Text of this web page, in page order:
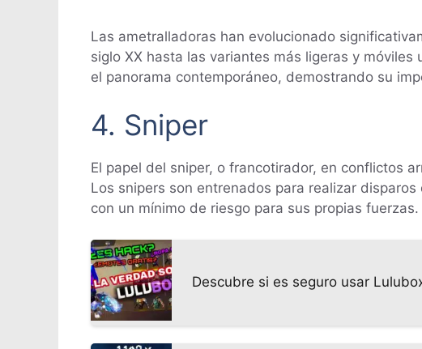
Las ametralladoras han evolucionado
siglo XX hasta las variantes más ligeras y
el panorama contemporáneo, demostrando su
4. Sniper
El papel del sniper, o francotirador, en conflictos
Los snipers son entrenados para realizar
con un mínimo de riesgo para sus propias fuerzas.
Descubre si es seguro usar